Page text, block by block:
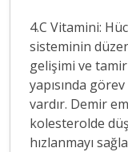
4.C Vitamini:
sisteminin
gelişimi ve
yapısında
vardır. Demir
kolesterolde
hızlanmayı